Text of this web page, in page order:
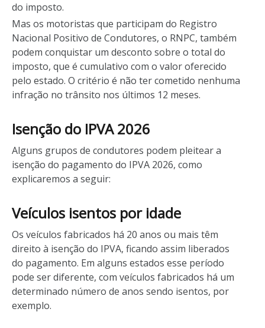
do imposto.
Mas os motoristas que participam do Registro
Nacional Positivo de Condutores, o RNPC, também
podem conquistar um desconto sobre o total do
imposto, que é cumulativo com o valor oferecido
pelo estado. O critério é não ter cometido nenhuma
infração no trânsito nos últimos 12 meses.
Isenção do IPVA 2026
Alguns grupos de condutores podem pleitear a
isenção do pagamento do IPVA 2026, como
explicaremos a seguir:
Veículos isentos por idade
Os veículos fabricados há 20 anos ou mais têm
direito à isenção do IPVA, ficando assim liberados
do pagamento. Em alguns estados esse período
pode ser diferente, com veículos fabricados há um
determinado número de anos sendo isentos, por
exemplo.